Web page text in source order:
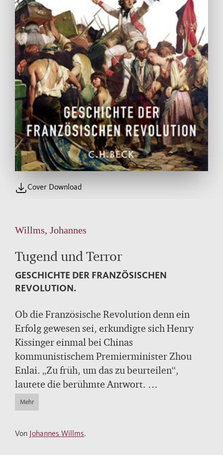
Cover Download
Willms, Johannes
Tugend und Terror
GESCHICHTE DER FRANZÖSISCHEN
REVOLUTION.
Ob die Französische Revolution denn ein
Erfolg gewesen sei, erkundigte sich Henry
Kissinger einmal bei Chinas
kommunistischem Premierminister Zhou
Enlai. „Zu früh, um das zu beurteilen“,
lautete die berühmte Antwort.
Mit dem Sturm auf die Bastille im Juli 1789
nahm eine Revolution ihren Anfang, die eine
scheinbar ewige Ordnung des Ancien régime
Mehr
Von Johannes Willms.